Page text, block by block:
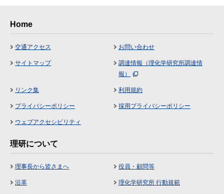
Home
交通アクセス お問い合わせ
サイトマップ
調達情報（理化学研究所調達情
報）
リンク集 利用規約
プライバシーポリシー 採用プライバシーポリシー
ウェブアクセシビリティ
理研について
理事長から皆さまへ 役員・顧問等
沿革 理化学研究所 行動規範